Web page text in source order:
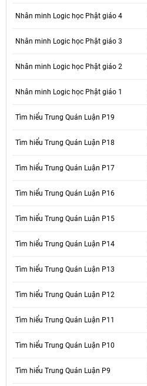
Nhân minh Logic học Phật giáo 4
Nhân minh Logic học Phật giáo 3
Nhân minh Logic học Phật giáo 2
Nhân minh Logic học Phật giáo 1
Tìm hiểu Trung Quán Luận P19
Tìm hiểu Trung Quán Luận P18
Tìm hiểu Trung Quán Luận P17
Tìm hiểu Trung Quán Luận P16
Tìm hiểu Trung Quán Luận P15
Tìm hiểu Trung Quán Luận P14
Tìm hiểu Trung Quán Luận P13
Tìm hiểu Trung Quán Luận P12
Tìm hiểu Trung Quán Luận P11
Tìm hiểu Trung Quán Luận P10
Tìm hiểu Trung Quán Luận P9